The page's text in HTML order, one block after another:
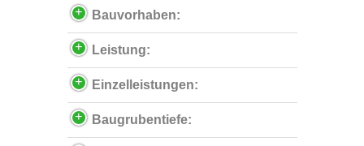
Bauvorhaben:
Leistung:
Einzelleistungen:
Baugrubentiefe: